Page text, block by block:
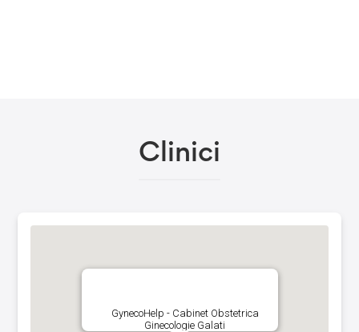
Clinici
GynecoHelp - Cabinet Obstetrica
Ginecologie Galati